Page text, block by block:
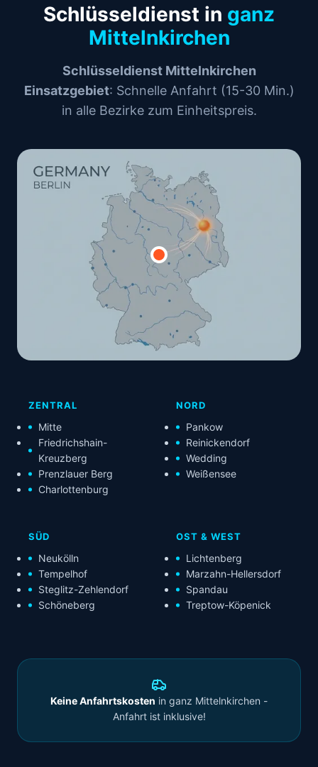
Schlüsseldienst in ganz
Mittelnkirchen
Schlüsseldienst Mittelnkirchen
Einsatzgebiet: Schnelle Anfahrt (15-30 Min.)
in alle Bezirke zum Einheitspreis.
ZENTRAL
Mitte
Friedrichshain-
Kreuzberg
Prenzlauer Berg
Charlottenburg
NORD
Pankow
Reinickendorf
Wedding
Weißensee
SÜD
Neukölln
Tempelhof
Steglitz-Zehlendorf
Schöneberg
OST & WEST
Lichtenberg
Marzahn-Hellersdorf
Spandau
Treptow-Köpenick
Keine Anfahrtskosten in ganz Mittelnkirchen -
Anfahrt ist inklusive!